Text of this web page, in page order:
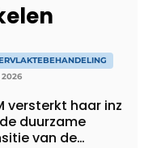
2026
versterkt haar inzet
duurzame
van de